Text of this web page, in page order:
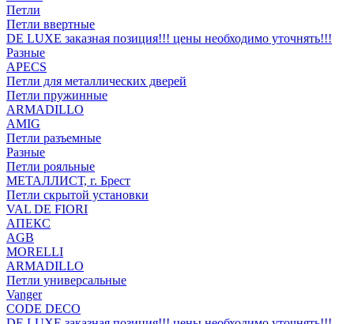
Петли
Петли ввертные
DE LUXE заказная позиция!!! цены необходимо уточнять!!!
Разные
APECS
Петли для металлических дверей
Петли пружинные
ARMADILLO
AMIG
Петли разъемные
Разные
Петли рояльные
МЕТАЛЛИСТ, г. Брест
Петли скрытой установки
VAL DE FIORI
АПЕКС
AGB
MORELLI
ARMADILLO
Петли универсальные
Vanger
CODE DECO